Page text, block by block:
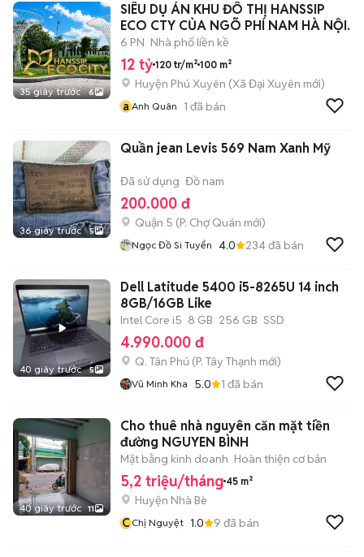
35 giây trước 6
SIÊU DỤ ÁN KHU ĐÔ THỊ HANSSIP
ECO CTY CỦA NGÕ PHÍ NAM HÀ NỘI.
6 PN Nhà phố liền kề
12 tỷ 120 tr/m² 100 m²
Huyện Phú Xuyên (Xã Đại Xuyên mới)
a Anh Quân 1 đã bán
36 giây trước 5
Quần jean Levis 569 Nam Xanh Mỹ
Đã sử dụng Đồ nam
200.000 đ
Quận 5 (P. Chợ Quán mới)
Ngọc Đồ Si Tuyển 4.0 234đã bán
40 giây trước 5
Dell Latitude 5400 i5-8265U 14 inch
8GB/16GB Like
Intel Core i5 8 GB 256 GB SSD
4.990.000 đ
Q. Tân Phú (P. Tây Thạnh mới)
Vũ Minh Kha 5.0 1 đã bán
40 giây trước 11
Cho thuê nhà nguyên căn mặt tiền
đường NGUYEN BÌNH
Mặt bằng kinh doanh Hoàn thiện cơ bản
5,2 triệu/tháng 45 m²
Huyện Nhà Bè
CChị Nguyệt 1.0 9 đã bán